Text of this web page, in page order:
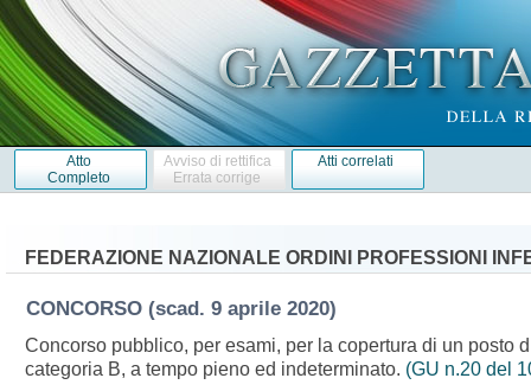
Atto
Completo
Avviso di rettifica
Errata corrige
Atti correlati
FEDERAZIONE NAZIONALE ORDINI PROFESSIONI
CONCORSO (scad. 9 aprile 2020)
Concorso pubblico, per esami, per la copertura di un posto
categoria B, a tempo pieno ed indeterminato. (GU n.20 del